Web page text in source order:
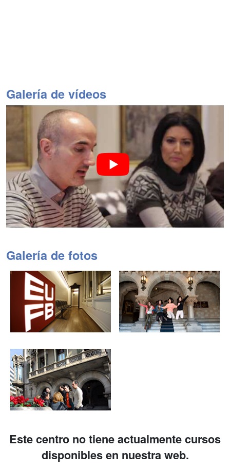
Galería de vídeos
Galería de fotos
Este centro no tiene actualmente cursos
disponibles en nuestra web.